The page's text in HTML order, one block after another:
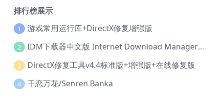
排行榜展示
1 游戏常用运行库+DirectX修复增强版
2 IDM下载器中文版 Internet Download Manager v6.42.36 IDM
3 DirectX修复工具v4.4标准版+增强版+在线修复版
4 千恋万花/Senren Banka